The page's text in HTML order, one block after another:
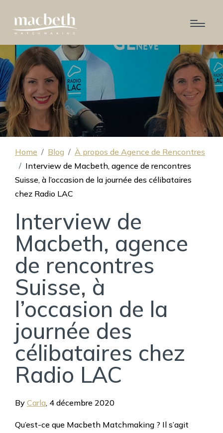
Home Blog
À propos de Agence de Rencontres
Interview de Macbeth, agence de rencontres
Suisse, à l’occasion de la journée des célibataires
chez Radio LAC
Interview de
Macbeth, agence
de rencontres
Suisse, à
l’occasion de la
journée des
célibataires chez
Radio LAC
By Carla, 4 décembre 2020
Qu’est-ce que Macbeth Matchmaking ? Il s’agit